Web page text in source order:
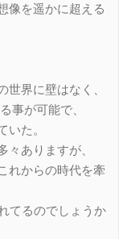
像を遥かに超える
界に壁はなく、
事が可能で、
た。
々ありますが、
れからの時代を牽
てるのでしょうか